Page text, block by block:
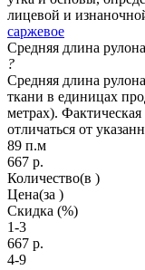
лицевой и
саржевое
Средняя длина
?
Средняя длина
ткани в единицах
метрах).
отличаться от
89 п.м
667 р.
Количество(в )
Цена(за )
Скидка (%)
1-3
667 р.
4-9